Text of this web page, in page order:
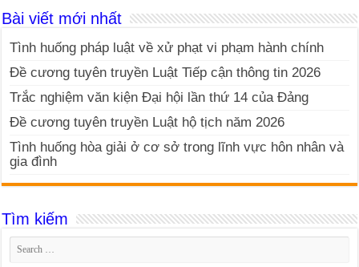
Bài viết mới nhất
Tình huống pháp luật về xử phạt vi phạm hành chính
Đề cương tuyên truyền Luật Tiếp cận thông tin 2026
Trắc nghiệm văn kiện Đại hội lần thứ 14 của Đảng
Đề cương tuyên truyền Luật hộ tịch năm 2026
Tình huống hòa giải ở cơ sở trong lĩnh vực hôn nhân và
gia đình
Tìm kiếm